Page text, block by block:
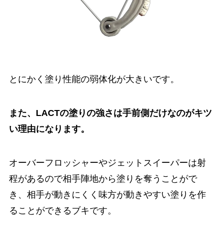
とにかく塗り性能の弱体化が大きいです。
また、LACTの塗りの強さは手前側だけなのがキツ
い理由になります。
オーバーフロッシャーやジェットスイーパーは射
程があるので相手陣地から塗りを奪うことがで
き、相手が動きにくく味方が動きやすい塗りを作
ることができるブキです。